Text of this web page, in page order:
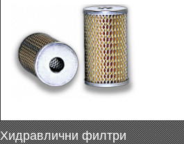
Хидравлични филтри